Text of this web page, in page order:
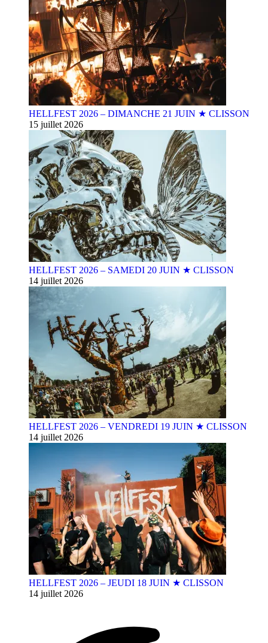
HELLFEST 2026 – DIMANCHE 21 JUIN ★ CLISSON
15 juillet 2026
HELLFEST 2026 – SAMEDI 20 JUIN ★ CLISSON
14 juillet 2026
HELLFEST 2026 – VENDREDI 19 JUIN ★ CLISSON
14 juillet 2026
HELLFEST 2026 – JEUDI 18 JUIN ★ CLISSON
14 juillet 2026